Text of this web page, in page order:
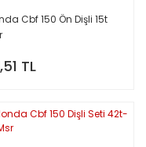
Cbf 150 Ön Dişli 15t
TL